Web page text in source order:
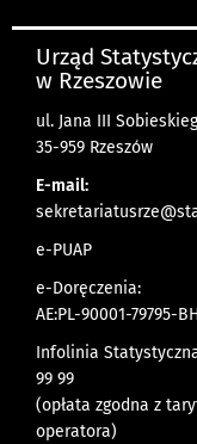
Urząd
w Rzeszowie
ul. Jana III
35-959 Rzeszów
E-mail:
e-PUAP
e-Doręczenia:
AE:PL-90001-79795-
Infolinia
99 99
(opłata zgodna z
operatora)